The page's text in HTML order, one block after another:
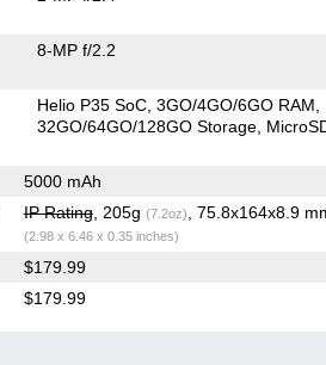
8-MP f/2.2
Helio P35 SoC 3GO/4GO/6GO RAM
32GO/64GO/128GO Storage
5000 mAh
IP Rating, 205g (7.2oz) , 75.8x164x8.9
(2.98 x 6.46 x 0.35 inches)
$179.99
$179.99